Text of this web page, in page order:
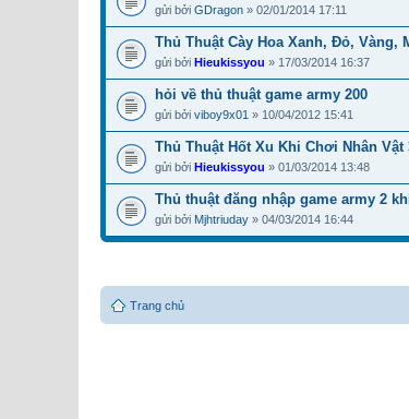
gửi bởi GDragon » 02/01/2014 17:11
Thủ Thuật Cày Hoa Xanh, Đỏ, Vàng,
gửi bởi Hieukissyou » 17/03/2014 16:37
hỏi về thủ thuật game army 200
gửi bởi viboy9x01 » 10/04/2012 15:41
Thủ Thuật Hốt Xu Khi Chơi Nhân Vật
gửi bởi Hieukissyou » 01/03/2014 13:48
Thủ thuật đăng nhập game army 2
gửi bởi Mjhtriuday » 04/03/2014 16:44
Trang chủ